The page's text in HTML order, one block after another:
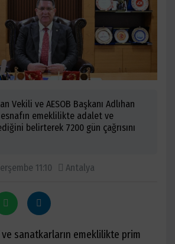
Vekili ve AESOB Başkanı Adlıhan
esnafın emeklilikte adalet ve
belirterek 7200 gün çağrısını
11:10 Antalya
sanatkarların emeklilikte prim